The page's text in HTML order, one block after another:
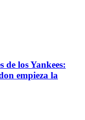
de los Yankees:
empieza la